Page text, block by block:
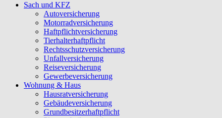
Sach und KFZ
Autoversicherung
Motorradversicherung
Haftpflichtversicherung
Tierhalterhaftpflicht
Rechtsschutzversicherung
Unfallversicherung
Reiseversicherung
Gewerbeversicherung
Wohnung & Haus
Hausratversicherung
Gebäudeversicherung
Grundbesitzerhaftpflicht